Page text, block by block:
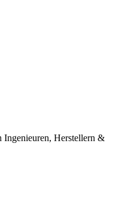
Ingenieuren, Herstellern &